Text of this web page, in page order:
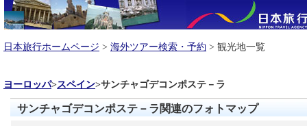
日本旅行ホームページ > 海外ツアー検索・予約 > 観光地一覧
ヨーロッパ>スペイン>サンチャゴデコンポステ－ラ
サンチャゴデコンポステ－ラ関連のフォトマップ